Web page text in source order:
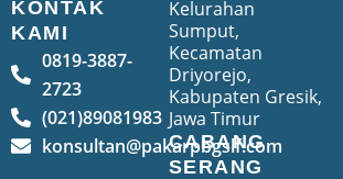
KONTAK
KAMI
0819-3887-
2723
(021)89081983
konsultan@pakarpbgslf.com
Kelurahan
Sumput,
Kecamatan
Driyorejo,
Kabupaten Gresik,
Jawa Timur
CABANG
SERANG